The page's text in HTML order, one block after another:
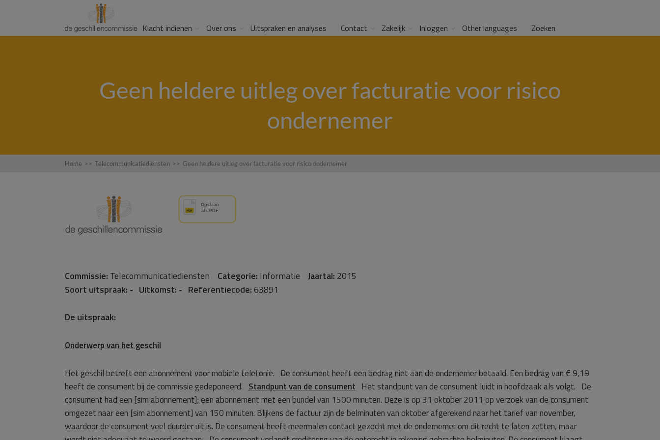
Klacht indienen Over ons Uitspraken en analyses Contact Zakelijk Inloggen Other languages Zoeken
Geen heldere uitleg over facturatie voor risico
ondernemer
Home >> Telecommunicatiediensten >> Geen heldere uitleg over facturatie voor risico ondernemer
Commissie: Telecommunicatiediensten Categorie: Informatie Jaartal: 2015
Soort uitspraak: - Uitkomst: - Referentiecode:63891
De uitspraak:
Onderwerp van het geschil
Het geschil betreft een abonnement voor mobiele telefonie. De consument heeft een bedrag niet aan de ondernemer betaald. Een bedrag van € 9,19
heeft de consument bij de commissie gedeponeerd. Standpunt van de consument Het standpunt van de consument luidt in hoofdzaak als volgt. De
consument had een [sim abonnement]; een abonnement met een bundel van 1500 minuten. Deze is op 31 oktober 2011 op verzoek van de consument
omgezet naar een [sim abonnement] van 150 minuten. Blijkens de factuur zijn de belminuten van oktober afgerekend naar het tarief van november,
waardoor de consument veel duurder uit is. De consument heeft meermalen contact gezocht met de ondernemer om dit recht te laten zetten, maar